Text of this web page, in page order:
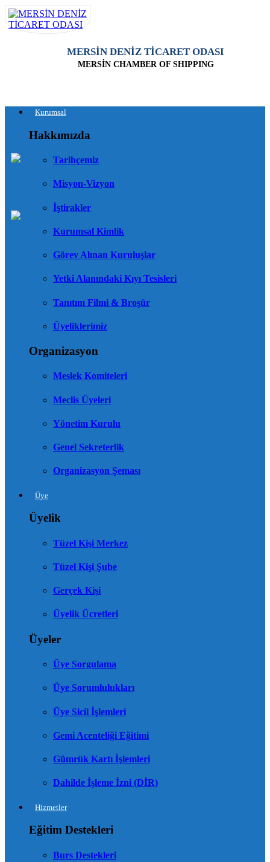
MERSİN DENİZ TİCARET ODASI
MERSİN CHAMBER OF SHIPPING
Kurumsal
Hakkımızda
Tarihçemiz
Misyon-Vizyon
İştirakler
Kurumsal Kimlik
Görev Alınan Kuruluşlar
Yetki Alanındaki Kıyı Tesisleri
Tanıtım Filmi & Broşür
Üyeliklerimiz
Organizasyon
Meslek Komiteleri
Meclis Üyeleri
Yönetim Kurulu
Genel Sekreterlik
Organizasyon Şeması
Üye
Üyelik
Tüzel Kişi Merkez
Tüzel Kişi Şube
Gerçek Kişi
Üyelik Ücretleri
Üyeler
Üye Sorgulama
Üye Sorumlulukları
Üye Sicil İşlemleri
Gemi Acenteliği Eğitimi
Gümrük Kartı İşlemleri
Dahilde İşleme İzni (DİR)
Hizmetler
Eğitim Destekleri
Burs Destekleri